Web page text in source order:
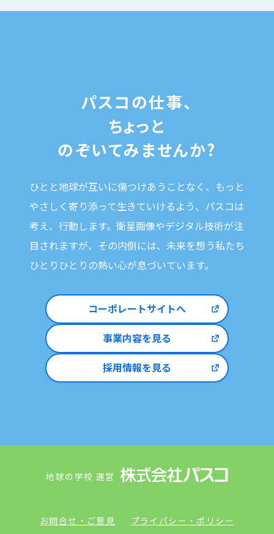
パスコの仕事、
ちょっと
のぞいてみませんか?
ひとと地球が互いに傷つけあうことなく、 もっと
やさしく寄り添って生きていけるよう、パスコは
考え、行動します。 衛星画像やデジタル技術が注
目されますが、 その内側には、未来を想う私たち
ひとりひとりの熱い心が息づいています。
コーポレートサイトへ
事業内容を見る
採用情報を見る
地球の学校 運営
お問合せ・ご意見 プライバシー・ポリシー